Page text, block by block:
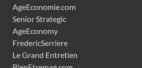
AgeEconomie.com
Senior Strategic
AgeEconomy
FredericSerriere
Le Grand Entretien